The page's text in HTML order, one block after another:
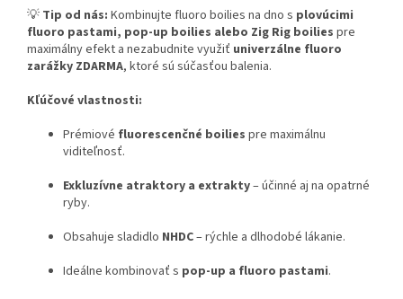
💡 Tip od nás: Kombinujte fluoro boilies na dno s plovúcimi
fluoro pastami, pop-up boilies alebo Zig Rig boilies pre
maximálny efekt a nezabudnite využiť univerzálne fluoro
zarážky ZDARMA, ktoré sú súčasťou balenia.
Kľúčové vlastnosti:
Prémiové fluorescenčné boilies pre maximálnu
viditeľnosť.
Exkluzívne atraktory a extrakty– účinné aj na opatrné
ryby.
Obsahuje sladidlo NHDC– rýchle a dlhodobé lákanie.
Ideálne kombinovať s pop-up a fluoro pastami.